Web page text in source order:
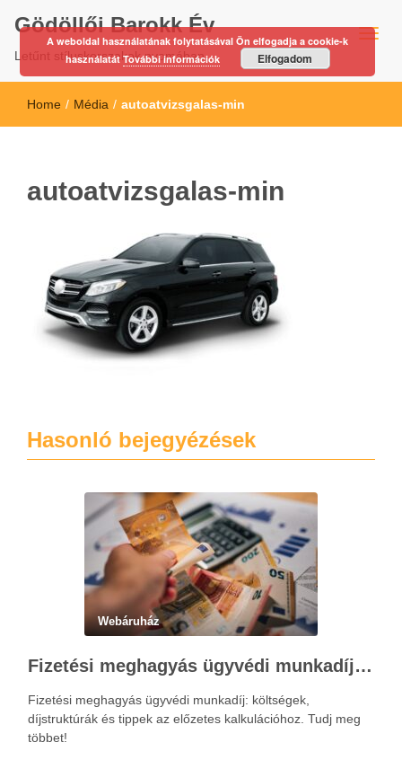
Gödöllői Barokk Év
Letűnt stíluskorszakok nyomában…
Home / Média / autoatvizsgalas-min
autoatvizsgalas-min
Hasonló bejegyézések
Webáruház
Fizetési meghagyás ügyvédi munkadíja: teljes költségvetési útmutató
Fizetési meghagyás ügyvédi munkadíj: költségek,
díjstruktúrák és tippek az előzetes kalkulációhoz. Tudj meg
többet!
A weboldal használatának folytatásával Ön elfogadja a cookie-k
használatátTovábbi információk Elfogadom